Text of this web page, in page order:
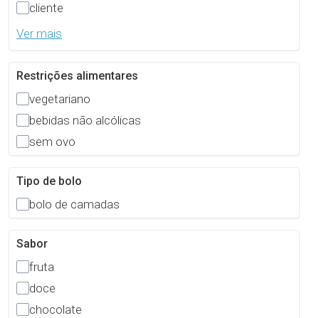
cliente
Ver mais
Restrições alimentares
vegetariano
bebidas não alcólicas
sem ovo
Tipo de bolo
bolo de camadas
Sabor
fruta
doce
chocolate